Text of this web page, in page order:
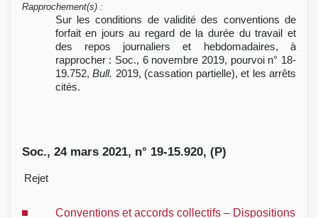
Rapprochement(s) :
Sur les conditions de validité des conventions de
forfait en jours au regard de la durée du travail et
des repos journaliers et hebdomadaires, à
rapprocher : Soc., 6 novembre 2019, pourvoi n° 18-
19.752, Bull. 2019, (cassation partielle), et les arrêts
cités.
Soc., 24 mars 2021, n° 19-15.920, (P)
Rejet
Conventions et accords collectifs – Dispositions